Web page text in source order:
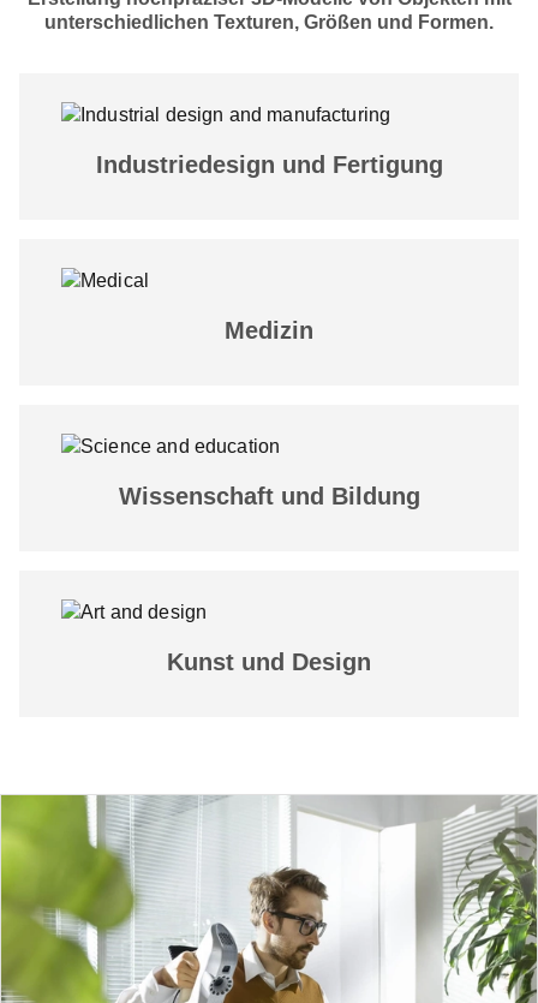
unterschiedlichen Texturen, Größen und Formen.
Industriedesign und Fertigung
Medizin
Wissenschaft und Bildung
Kunst und Design